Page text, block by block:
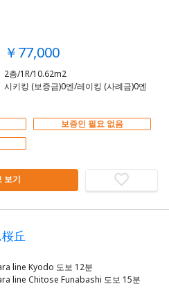
￥77,000
2층/1R/10.62m2
시키킹 (보증금)0엔/레이킹 (사례금)0엔
보증인 필요 없음
보기
丘
line Kyodo 도보 12분